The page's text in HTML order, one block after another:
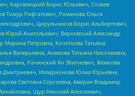
Каргалицкий Борис Юльевич, Созаев
Тимур Рифгатович, Романова Ольга
Цирульников Борис Альбертович,
Юрий Анатольевич, Верховский Александр
Марина Петровна, Кочеткова Татьяна
Валерьевна, Акимова Татьяна Николаевна,
Рачинский Ян Збигневич, Жемкова
Дмитриевич, Илларионова Юлия Юрьевна,
Светлана Сергеевна, Аверин Владимир
Щур Николай Алексеевич,